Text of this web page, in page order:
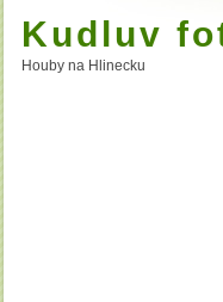
Kudluv
Houby na Hlinecku